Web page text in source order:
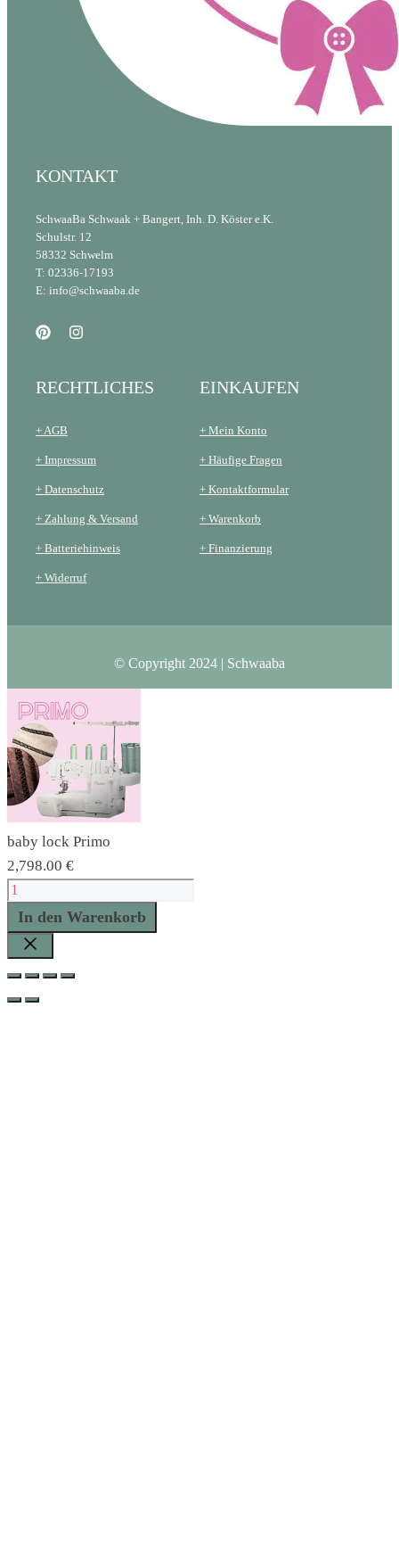
KONTAKT
SchwaaBa Schwaak + Bangert, Inh. D. Köster e.K.
Schulstr. 12
58332 Schwelm
T: 02336-17193
E: info@schwaaba.de
RECHTLICHES
+ AGB
+ Impressum
+ Datenschutz
+ Zahlung & Versand
+ Batteriehinweis
+ Widerruf
EINKAUFEN
+ Mein Konto
+ Häufige Fragen
+ Kontaktformular
+ Warenkorb
+ Finanzierung
© Copyright 2024 | Schwaaba
baby lock Primo
2,798.00 €
baby
lock
Primo
Menge
In den Warenkorb
Schließen